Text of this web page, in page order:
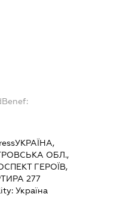
УКРАЇНА,
ОБЛ.,
ГЕРОЇВ,
277
Україна